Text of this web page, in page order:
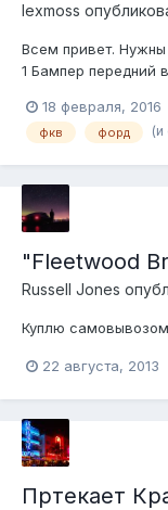
lexmoss
Всем привет.
1 Бампер передний
шлейф от
и правый. Хочу
18 февраля, 2016
фкв форд (и
"Fleetwood
Russell Jones
Куплю
22 августа, 2013
Пртекает